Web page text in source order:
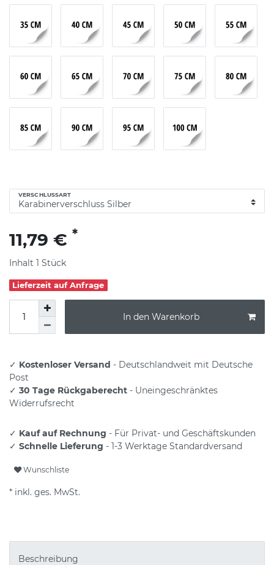
VERSCHLUSSART
11,79 € *
Inhalt 1 Stück
Lieferzeit auf Anfrage
In den Warenkorb
✓ Kostenloser Versand - Deutschlandweit mit Deutsche
Post
✓ 30 Tage Rückgaberecht - Uneingeschränktes
Widerrufsrecht
✓ Kauf auf Rechnung - Für Privat- und Geschäftskunden
✓ Schnelle Lieferung - 1-3 Werktage Standardversand
Wunschliste
* inkl. ges. MwSt.
Beschreibung